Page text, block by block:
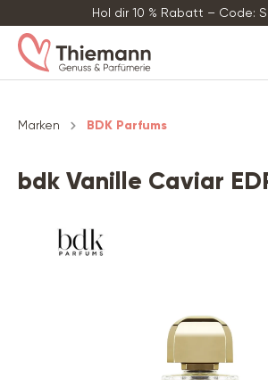
Hol dir 10 % Rabatt – Code:
Marken BDK Parfums
bdk Vanille Caviar